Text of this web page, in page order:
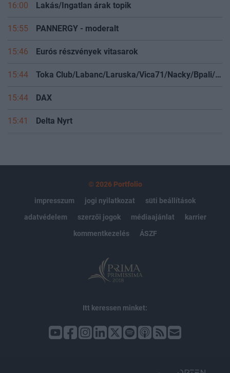
16:00 Lakás/Ingatlan árak topik
15:55 PANNERGY - moderalt
15:46 Eurós részvények vitasarok
15:44 Toka Club/Labanc/Laruska/Vica71/Nacky/Bpali/Oldrider/Josefernando/Mcbull/Kawaszabi
15:44 DAX
15:41 Delta Nyrt
© 2026 Portfolio
impresszum
jogi nyilatkozat
süti beállítások
adatvédelem
szerzői jogok médiaajánlat
karrier
kommentkezelés
ÁSZF
Itt keressen minket: